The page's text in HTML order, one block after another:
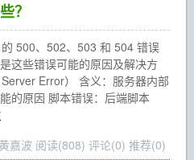
？
500、502、503 和 504 错误
这些错误可能的原因及解决方
Error） 含义：服务器内部
的原因 脚本错误：后端脚本
嘉波 阅读(808) 评论(0) 推荐(0)